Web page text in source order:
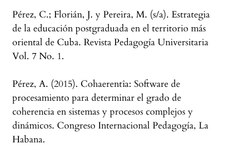
Pérez, C.; Florián, J. y Pereira, M. (s/a). Estrategia
de la educación postgraduada en el territorio más
oriental de Cuba. Revista Pedagogía Universitaria
Vol. 7 No. 1.
Pérez, A. (2015). Cohaerentîa: Software de
procesamiento para determinar el grado de
coherencia en sistemas y procesos complejos y
dinámicos. Congreso Internacional Pedagogía, La
Habana.